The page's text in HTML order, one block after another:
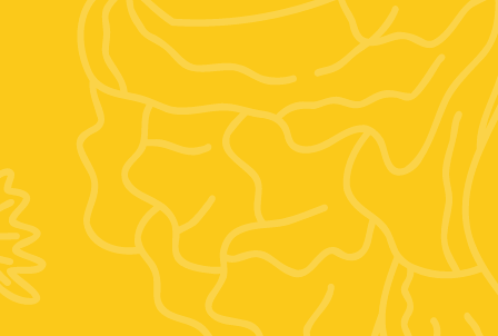
Posizione:
Vocabolo mario villani, 6, 01028 Orte VT
Orario estivo:
Giovedì 17-20; Venerdì 9-13 e 17-20;